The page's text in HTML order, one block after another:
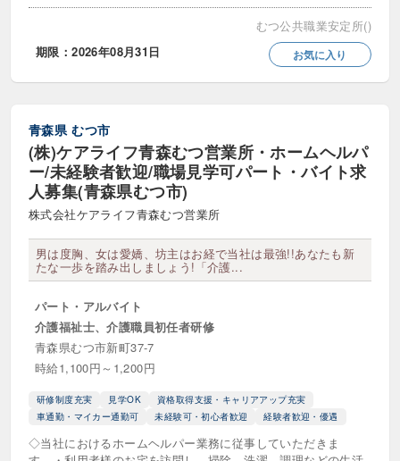
むつ公共職業安定所()
期限：2026年08月31日
お気に入り
青森県 むつ市
(株)ケアライフ青森むつ営業所・ホームヘルパ
ー/未経験者歓迎/職場見学可パート・バイト求
人募集(青森県むつ市)
株式会社ケアライフ青森むつ営業所
男は度胸、女は愛嬌、坊主はお経で当社は最強!!あなたも新
たな一歩を踏み出しましょう!「介護...
パート・アルバイト
介護福祉士、介護職員初任者研修
青森県むつ市新町37-7
時給1,100円～1,200円
研修制度充実 見学OK
資格取得支援・キャリアアップ充実
車通勤・マイカー通勤可
未経験可・初心者歓迎 経験者歓迎・優遇
◇当社におけるホームヘルパー業務に従事していただきま